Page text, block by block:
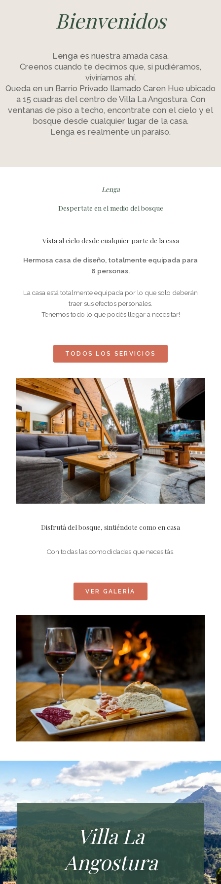
Bienvenidos
Lenga es nuestra amada casa.
Creenos cuando te decimos que, si pudiéramos,
viviríamos ahí.
Queda en un Barrio Privado llamado Caren Hue ubicado
a 15 cuadras del centro de Villa La Angostura. Con
ventanas de piso a techo, encontrate con el cielo y el
bosque desde cualquier lugar de la casa.
Lenga es realmente un paraíso.
Lenga
Despertate en el medio del bosque
Vista al cielo desde cualquier parte de la casa
Hermosa casa de diseño, totalmente equipada para
6 personas.
La casa está totalmente equipada por lo que solo deberán
traer sus efectos personales.
Tenemos todo lo que podés llegar a necesitar!
TODOS LOS SERVICIOS
Disfrutá del bosque, sintiéndote como en casa
Con todas las comodidades que necesitás.
VER GALERÍA
Villa La
Angostura